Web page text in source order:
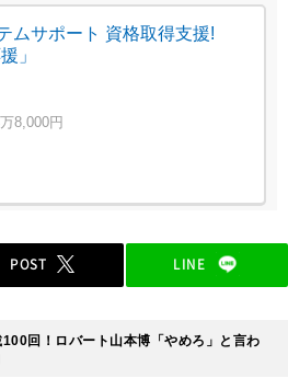
ムサポート 資格取得支援!
」
8,000円
POST LINE
100回！ロバート山本博「やめろ」と言わ